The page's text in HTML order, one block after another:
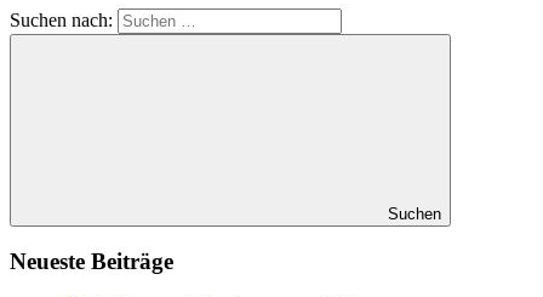
Suchen nach:
Suchen
Neueste Beiträge